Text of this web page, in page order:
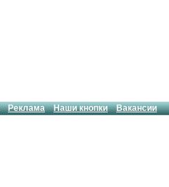
Реклама Наши кнопки Вакансии